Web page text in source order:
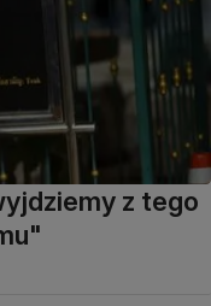
z tego